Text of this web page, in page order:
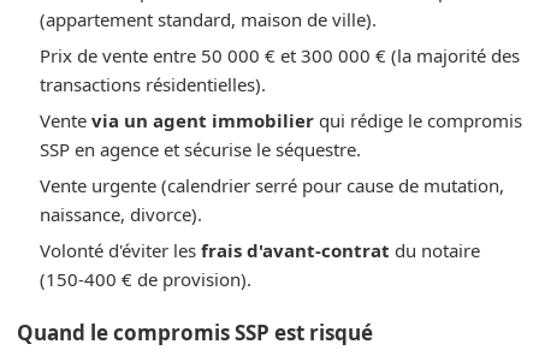
(appartement standard, maison de ville).
Prix de vente entre 50 000 € et 300 000 € (la majorité des
transactions résidentielles).
Vente via un agent immobilierqui rédige le compromis
SSP en agence et sécurise le séquestre.
Vente urgente (calendrier serré pour cause de mutation,
naissance, divorce).
Volonté d'éviter les frais d'avant-contrat du notaire
(150-400 € de provision).
Quand le compromis SSP est risqué